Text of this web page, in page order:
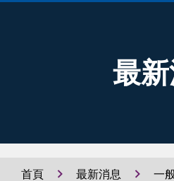
最
首頁 最新消息
一